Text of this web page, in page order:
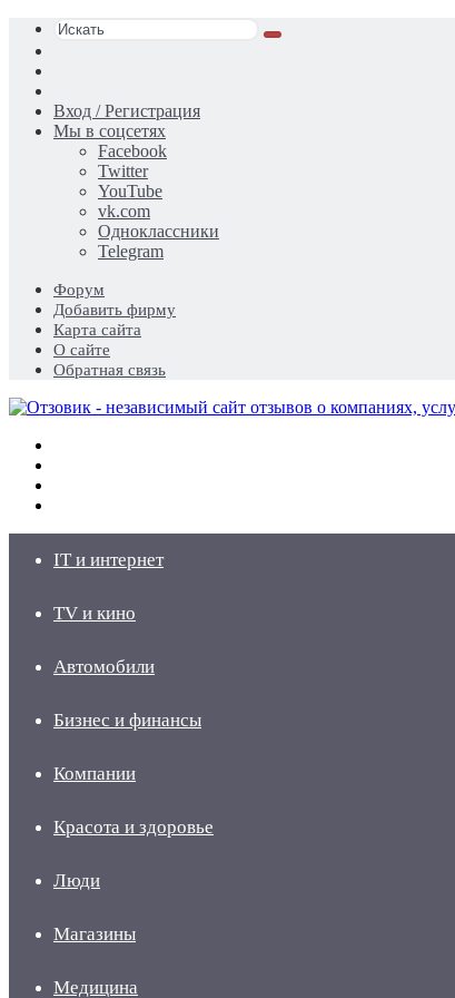
Искать
статья
Вход / Регистрация
Мы в соцсетях
Facebook
Twitter
YouTube
vk.com
Одноклассники
Telegram
Форум
Добавить фирму
Карта сайта
О сайте
Обратная связь
IT и интернет
TV и кино
Автомобили
Бизнес и финансы
Компании
Красота и здоровье
Люди
Магазины
Медицина